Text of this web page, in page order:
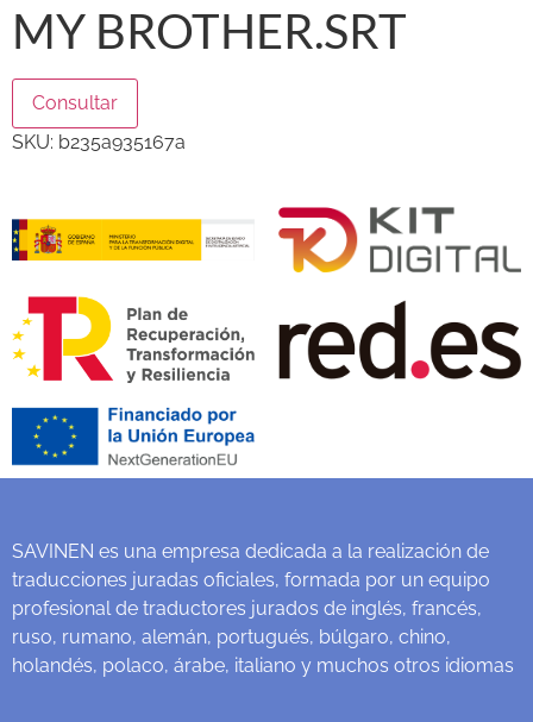
MY BROTHER.SRT
Consultar
SKU: b235a935167a
SAVINEN es una empresa dedicada a la realización de
traducciones juradas oficiales, formada por un equipo
profesional de traductores jurados de inglés, francés,
ruso, rumano, alemán, portugués, búlgaro, chino,
holandés, polaco, árabe, italiano y muchos otros idiomas